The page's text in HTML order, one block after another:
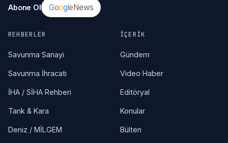
Abone Ol GoogleNews
REHBERLER
Savunma Sanayi
Savunma İhracatı
İHA / SİHA Rehberi
Tank & Kara
Deniz / MİLGEM
İÇERIK
Gündem
Video Haber
Editöryal
Konular
Bülten